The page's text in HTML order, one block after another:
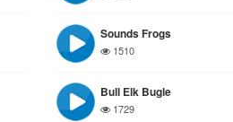
Sounds Frogs
1510
Bull Elk Bugle
1729